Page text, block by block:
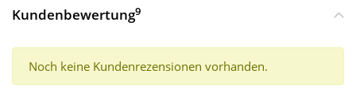
Kundenbewertung9
Noch keine Kundenrezensionen vorhanden.